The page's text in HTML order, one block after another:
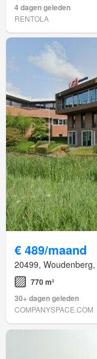
4 dagen geleden
RENTOLA
€ 489/maand
20499,
770 m²
30+ dagen geleden
COMPANYSPACE.COM